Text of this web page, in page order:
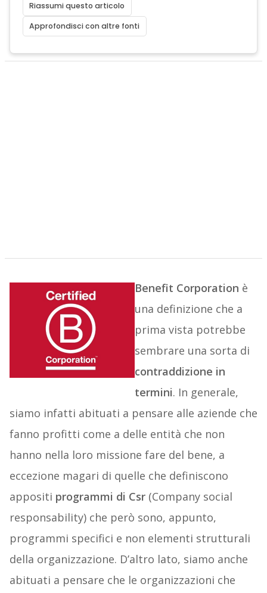
Riassumi questo articolo
Approfondisci con altre fonti
Benefit Corporation è
una definizione che a
prima vista potrebbe
sembrare una sorta di
contraddizione in
termini. In generale,
siamo infatti abituati a pensare alle aziende che
fanno profitti come a delle entità che non
hanno nella loro missione fare del bene, a
eccezione magari di quelle che definiscono
appositi programmi di Csr (Company social
responsability) che però sono, appunto,
programmi specifici e non elementi strutturali
della organizzazione. D’altro lato, siamo anche
abituati a pensare che le organizzazioni che